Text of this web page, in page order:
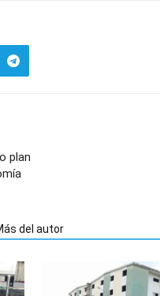
plan
del autor